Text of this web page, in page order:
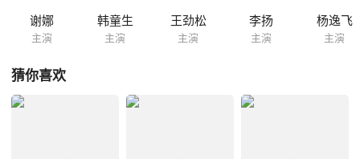
谢娜
主演
韩童生
主演
王劲松
主演
李扬
主演
杨逸飞
主演
猜你喜欢